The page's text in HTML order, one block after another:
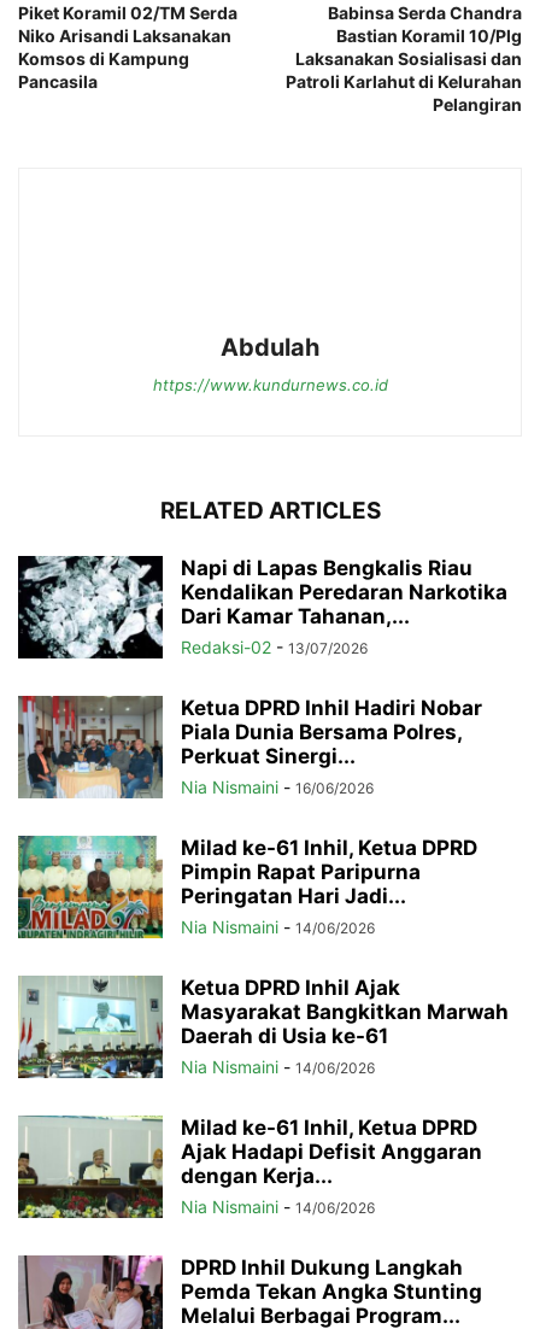
Piket Koramil 02/TM Serda
Niko Arisandi Laksanakan
Komsos di Kampung
Pancasila
Babinsa Serda Chandra
Bastian Koramil 10/Plg
Laksanakan Sosialisasi dan
Patroli Karlahut di Kelurahan
Pelangiran
Abdulah
https://www.kundurnews.co.id
RELATED ARTICLES
Napi di Lapas Bengkalis Riau
Kendalikan Peredaran Narkotika
Dari Kamar Tahanan,...
Redaksi-02 - 13/07/2026
Ketua DPRD Inhil Hadiri Nobar
Piala Dunia Bersama Polres,
Perkuat Sinergi...
Nia Nismaini - 16/06/2026
Milad ke-61 Inhil, Ketua DPRD
Pimpin Rapat Paripurna
Peringatan Hari Jadi...
Nia Nismaini - 14/06/2026
Ketua DPRD Inhil Ajak
Masyarakat Bangkitkan Marwah
Daerah di Usia ke-61
Nia Nismaini - 14/06/2026
Milad ke-61 Inhil, Ketua DPRD
Ajak Hadapi Defisit Anggaran
dengan Kerja...
Nia Nismaini - 14/06/2026
DPRD Inhil Dukung Langkah
Pemda Tekan Angka Stunting
Melalui Berbagai Program...